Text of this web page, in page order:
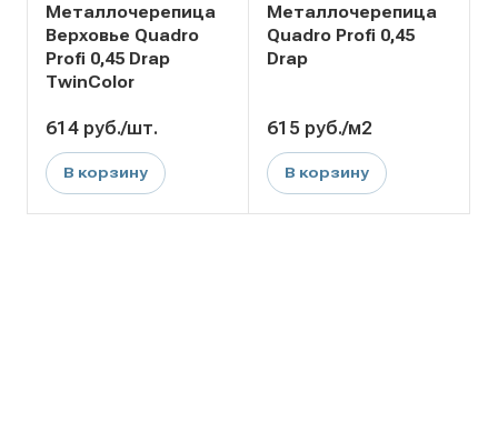
Металлочерепица
Верховье Quadro
Profi 0,45 Drap
TwinColor
614 руб./шт.
В корзину
Металлочерепица
Quadro Profi 0,45
Drap
615 руб./м2
В корзину